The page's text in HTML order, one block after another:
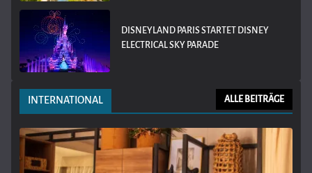
DISNEYLAND PARIS STARTET DISNEY
ELECTRICAL SKY PARADE
INTERNATIONAL ALLE BEITRÄGE